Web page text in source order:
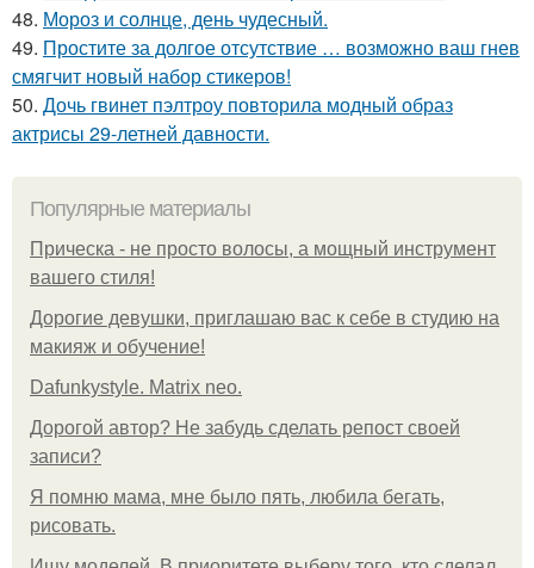
48. Мороз и солнце, день чудесный.
49. Простите за долгое отсутствие … возможно ваш гнев
смягчит новый набор стикеров!
50. Дочь гвинет пэлтроу повторила модный образ
актрисы 29-летней давности.
Популярные материалы
Прическа - не просто волосы, а мощный инструмент
вашего стиля!
Дорогие девушки, приглашаю вас к себе в студию на
макияж и обучение!
Dafunkystyle. Matrix neo.
Дорогой автор? Не забудь сделать репост своей
записи?
Я помню мама, мне было пять, любила бегать,
рисовать.